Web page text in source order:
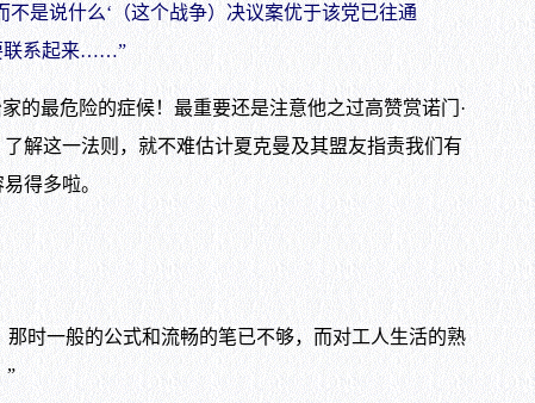
是说什么‘（这个战争）决议案优于该党已往通
联系起来……”
最危险的症候！最重要还是注意他之过高赞赏诺门·
解这一法则，就不难估计夏克曼及其盟友指责我们有
得多啦。
时一般的公式和流畅的笔已不够，而对工人生活的熟
”